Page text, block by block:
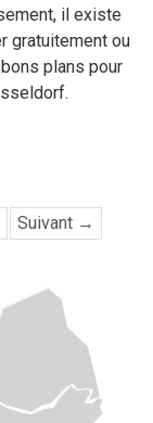
il existe
gratuitement ou
plans pour
Suivant →